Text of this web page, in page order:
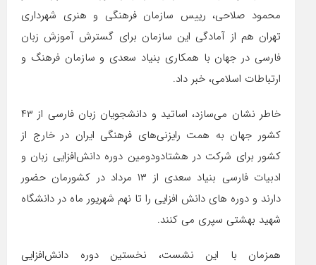
محمود صلاحی، رییس سازمان فرهنگی و هنری شهرداری
تهران هم از آمادگی این سازمان برای گسترش آموزش زبان
فارسی در جهان با همکاری بنیاد سعدی و سازمان فرهنگ و
ارتباطات اسلامی، خبر داد.
خاطر نشان می‌سازد، اساتید و دانشجویان زبان فارسی از ۴۳
کشور جهان به همت رایزنی‌های فرهنگی ایران در خارج از
کشور برای شرکت در هشتادودومین دوره دانش‌افزایی زبان و
ادبیات فارسی بنیاد سعدی از ۱۳ مرداد در کشورمان حضور
دارند و دوره های دانش افزایی را تا نهم شهریور ماه در دانشگاه
شهید بهشتی سپری می کنند.
همزمان با این نشست، نخستین دوره دانش‌افزایی